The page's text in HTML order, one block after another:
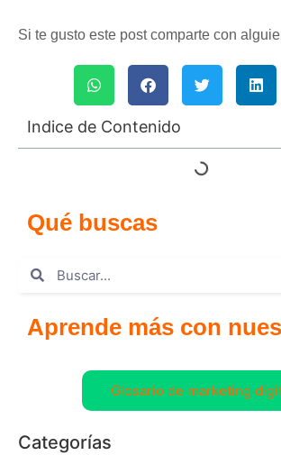
Si te gusto este post comparte con
Indice de Contenido
Qué buscas
Aprende más con
Glosario de marketing
Categorías